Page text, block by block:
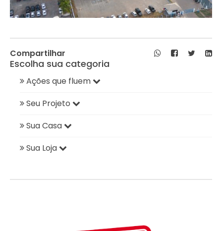
Compartilhar
Escolha sua categoria
Ações que fluem
Seu Projeto
Sua Casa
Sua Loja